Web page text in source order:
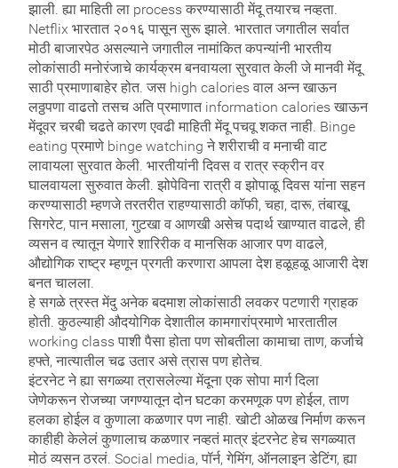
झाली. ह्या माहिती ला process करण्यासाठी मेंदू तयारच नव्हता.
Netflix भारतात २०१६ पासून सुरू झाले. भारतात जगातील सर्वात
मोठी बाजारपेठ असल्यानेजगातील नामांकित कपन्यांनी भारतीय
लोकांसाठी मनोरंजाचे कार्यक्रम बनवायला सुरवात केली जे मानवी मेंदू
साठी प्रमाणाबाहेर होत. जस high calories वाल अन्न खाऊन
लठ्ठपणा वाढतो तसच अति प्रमाणात information calories खाऊन
मेंदूवर चरबी चढते कारण एवढी माहिती मेंदू पचवू शकत नाही. Binge
eating प्रमाणे binge watching ने शरीराची व मनाची वाट
लावायला सुरवात केली. भारतीयांनी दिवस व रात्र स्क्रीन वर
घालवायला सुरुवात केली. झोपेविना रात्री व झोपाळू दिवस यांना सहन
करण्यासाठी म्हणजे तरतरीत राहण्यासाठी कॉफी, चहा, दारू, तंबाखू,
सिगरेट, पान मसाला, गुटखा व आणखी असेच पदार्थ खाण्यात वाढले, ही
व्यसन व त्यातून येणारे शारिरीक व मानसिक आजार पण वाढले,
औद्योगिक राष्ट्र म्हणून प्रगती करणारा आपला देश हळूहळू आजारी देश
बनत चालला.
हे सगळे त्रस्त मेंदु अनेक बदमाश लोकांसाठी लवकर पटणारी ग्राहक
होती. कुठल्याही औदयोगिक देशातील कामगारांप्रमाणे भारतातील
working class पाशी पैसा होता पण सोबतीला कामाचा ताण, कर्जाचे
हफ्ते, नात्यातील चढ उतार असे त्रास पण होतेच.
इंटरनेट ने ह्या सगळ्या त्रासलेल्या मेंदूना एक सोपा मार्ग दिला
जेणेकरून रोजच्या जगण्यातून दोन घटका करमणूक पण होईल, ताण
हलका होईल व कुणाला कळणार पण नाही. खोटी ओळख निर्माण करून
काहीही केलेलं कुणालाच कळणार नव्हतं मात्र इंटरनेट हेच सगळ्यात
मोठं व्यसन ठरलं. Social media, पॉर्न, गेमिंग, ऑनलाइन डेटिंग, ह्या